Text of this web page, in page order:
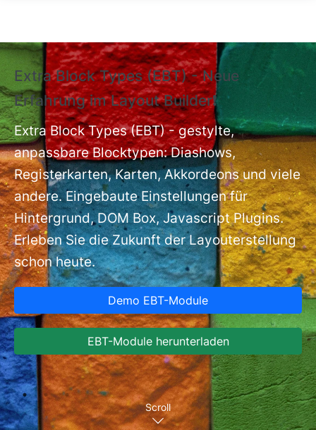
Extra Block Types (EBT) - Neue
Erfahrung im Layout Builder❗
Extra Block Types (EBT) - gestylte,
anpassbare Blocktypen: Diashows,
Registerkarten, Karten, Akkordeons und viele
andere. Eingebaute Einstellungen für
Hintergrund, DOM Box, Javascript Plugins.
Erleben Sie die Zukunft der Layouterstellung
schon heute.
Demo EBT-Module
EBT-Module herunterladen
Scroll